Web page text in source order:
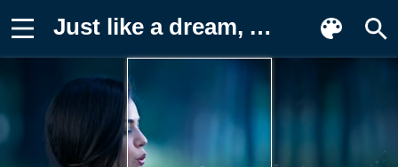
Just like a dream, Alessandro Di Cicco Фон для телефона